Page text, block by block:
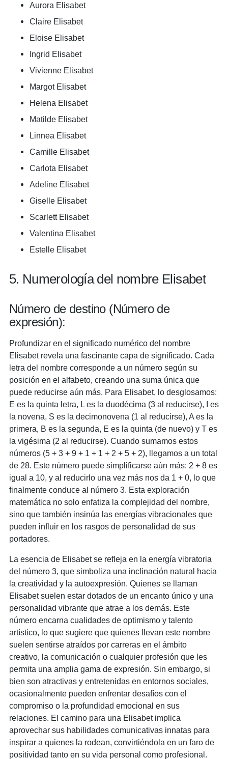
Aurora Elisabet
Claire Elisabet
Eloise Elisabet
Ingrid Elisabet
Vivienne Elisabet
Margot Elisabet
Helena Elisabet
Matilde Elisabet
Linnea Elisabet
Camille Elisabet
Carlota Elisabet
Adeline Elisabet
Giselle Elisabet
Scarlett Elisabet
Valentina Elisabet
Estelle Elisabet
5. Numerología del nombre Elisabet
Número de destino (Número de
expresión):
Profundizar en el significado numérico del nombre
Elisabet revela una fascinante capa de significado. Cada
letra del nombre corresponde a un número según su
posición en el alfabeto, creando una suma única que
puede reducirse aún más. Para Elisabet, lo desglosamos:
E es la quinta letra, L es la duodécima (3 al reducirse), I es
la novena, S es la decimonovena (1 al reducirse), A es la
primera, B es la segunda, E es la quinta (de nuevo) y T es
la vigésima (2 al reducirse). Cuando sumamos estos
números (5 + 3 + 9 + 1 + 1 + 2 + 5 + 2), llegamos a un total
de 28. Este número puede simplificarse aún más: 2 + 8 es
igual a 10, y al reducirlo una vez más nos da 1 + 0, lo que
finalmente conduce al número 3. Esta exploración
matemática no solo enfatiza la complejidad del nombre,
sino que también insinúa las energías vibracionales que
pueden influir en los rasgos de personalidad de sus
portadores.
La esencia de Elisabet se refleja en la energía vibratoria
del número 3, que simboliza una inclinación natural hacia
la creatividad y la autoexpresión. Quienes se llaman
Elisabet suelen estar dotados de un encanto único y una
personalidad vibrante que atrae a los demás. Este
número encarna cualidades de optimismo y talento
artístico, lo que sugiere que quienes llevan este nombre
suelen sentirse atraídos por carreras en el ámbito
creativo, la comunicación o cualquier profesión que les
permita una amplia gama de expresión. Sin embargo, si
bien son atractivas y entretenidas en entornos sociales,
ocasionalmente pueden enfrentar desafíos con el
compromiso o la profundidad emocional en sus
relaciones. El camino para una Elisabet implica
aprovechar sus habilidades comunicativas innatas para
inspirar a quienes la rodean, convirtiéndola en un faro de
positividad tanto en su vida personal como profesional.